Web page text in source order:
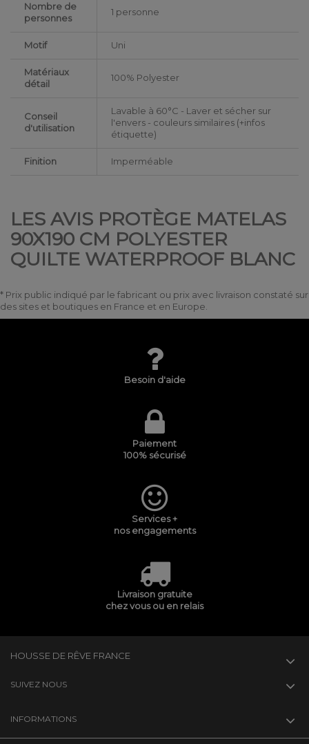
Nombre de
personnes
1 personne
Motif Uni
Matériaux
détail
100% Polyester
Conseil
d'utilisation
Lavable à 60°C - Laver et sécher sur
l'envers - couleurs similaires (+infos
étiquette)
Finition Imperméable
LES AVIS PROTÈGE MATELAS
90X190 CM POLYESTER
QUILTE WATERPROOF BLANC
* Prix public indiqué par le fabricant ou prix avec livraison constaté sur
des sites et boutiques en France et en Europe.
Besoin d'aide
Paiement
100% sécurisé
Services +
nos engagements
Livraison gratuite
chez vous ou en relais
HOUSSE DE RÊVE FRANCE
SUIVEZ NOUS
INFORMATIONS